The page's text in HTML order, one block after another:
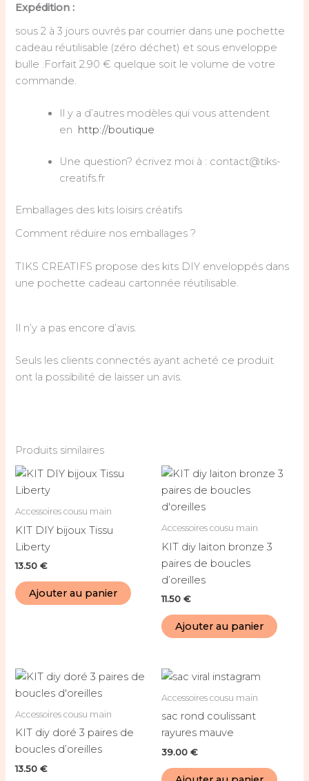
Expédition :
sous 2 à 3 jours ouvrés par courrier dans une pochette
cadeau réutilisable (zéro déchet) et sous enveloppe
bulle .Forfait 2.90 € quelque soit le volume de votre
commande.
Il y a d’autres modèles qui vous attendent
en http://boutique
Une question? écrivez moi à : contact@tiks-
creatifs.fr
Emballages des kits loisirs créatifs
Comment réduire nos emballages ?
TIKS CREATIFS propose des kits DIY enveloppés dans
une pochette cadeau cartonnée réutilisable.
Il n’y a pas encore d’avis.
Seuls les clients connectés ayant acheté ce produit
ont la possibilité de laisser un avis.
Produits similaires
Accessoires cousu main
KIT DIY bijoux Tissu
Liberty
13.50€
Ajouter au panier
Accessoires cousu main
KIT diy laiton bronze 3
paires de boucles
d’oreilles
11.50 €
Ajouter au panier
Accessoires cousu main
KIT diy doré 3 paires de
boucles d’oreilles
13.50€
Accessoires cousu main
sac rond coulissant
rayures mauve
39.00 €